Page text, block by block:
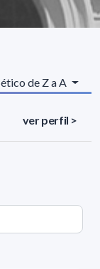
de Z a A
ver perfil >